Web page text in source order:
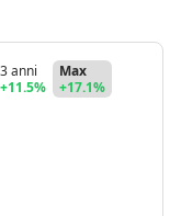
3 anni
+11.5%
Max
+17.1%